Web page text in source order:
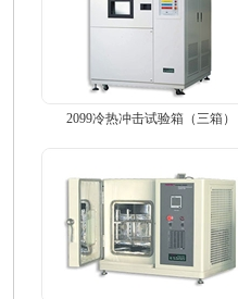
2099冷热冲击试验箱（三箱）